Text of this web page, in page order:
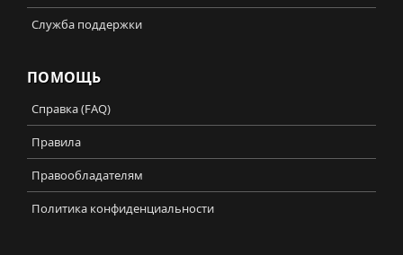
Служба поддержки
ПОМОЩЬ
Справка (FAQ)
Правила
Правообладателям
Политика конфиденциальности